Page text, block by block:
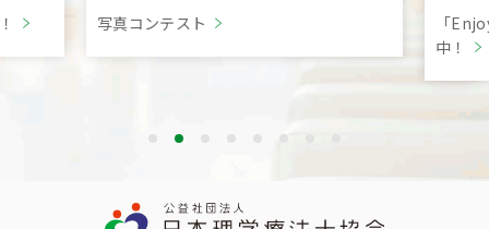
写真コンテスト
「
中！